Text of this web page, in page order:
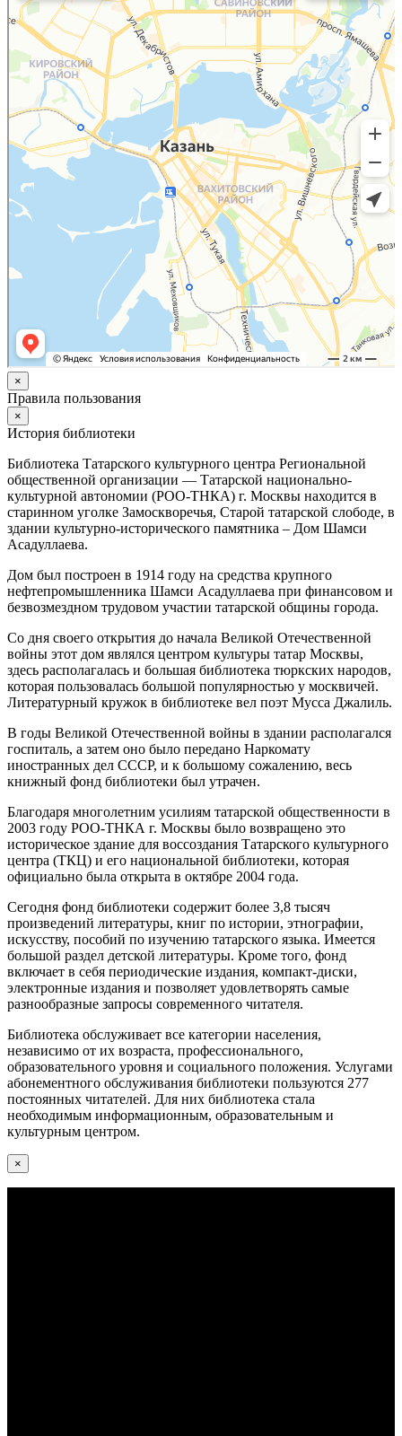
×
Правила пользования
×
История библиотеки
Библиотека Татарского культурного центра Региональной
общественной организации — Татарской национально-
культурной автономии (РОО-ТНКА) г. Москвы находится в
старинном уголке Замоскворечья, Старой татарской слободе, в
здании культурно-исторического памятника – Дом Шамси
Асадуллаева.
Дом был построен в 1914 году на средства крупного
нефтепромышленника Шамси Асадуллаева при финансовом и
безвозмездном трудовом участии татарской общины города.
Со дня своего открытия до начала Великой Отечественной
войны этот дом являлся центром культуры татар Москвы,
здесь располагалась и большая библиотека тюркских народов,
которая пользовалась большой популярностью у москвичей.
Литературный кружок в библиотеке вел поэт Мусса Джалиль.
В годы Великой Отечественной войны в здании располагался
госпиталь, а затем оно было передано Наркомату
иностранных дел СССР, и к большому сожалению, весь
книжный фонд библиотеки был утрачен.
Благодаря многолетним усилиям татарской общественности в
2003 году РОО-ТНКА г. Москвы было возвращено это
историческое здание для воссоздания Татарского культурного
центра (ТКЦ) и его национальной библиотеки, которая
официально была открыта в октябре 2004 года.
Сегодня фонд библиотеки содержит более 3,8 тысяч
произведений литературы, книг по истории, этнографии,
искусству, пособий по изучению татарского языка. Имеется
большой раздел детской литературы. Кроме того, фонд
включает в себя периодические издания, компакт-диски,
электронные издания и позволяет удовлетворять самые
разнообразные запросы современного читателя.
Библиотека обслуживает все категории населения,
независимо от их возраста, профессионального,
образовательного уровня и социального положения. Услугами
абонементного обслуживания библиотеки пользуются 277
постоянных читателей. Для них библиотека стала
необходимым информационным, образовательным и
культурным центром.
×